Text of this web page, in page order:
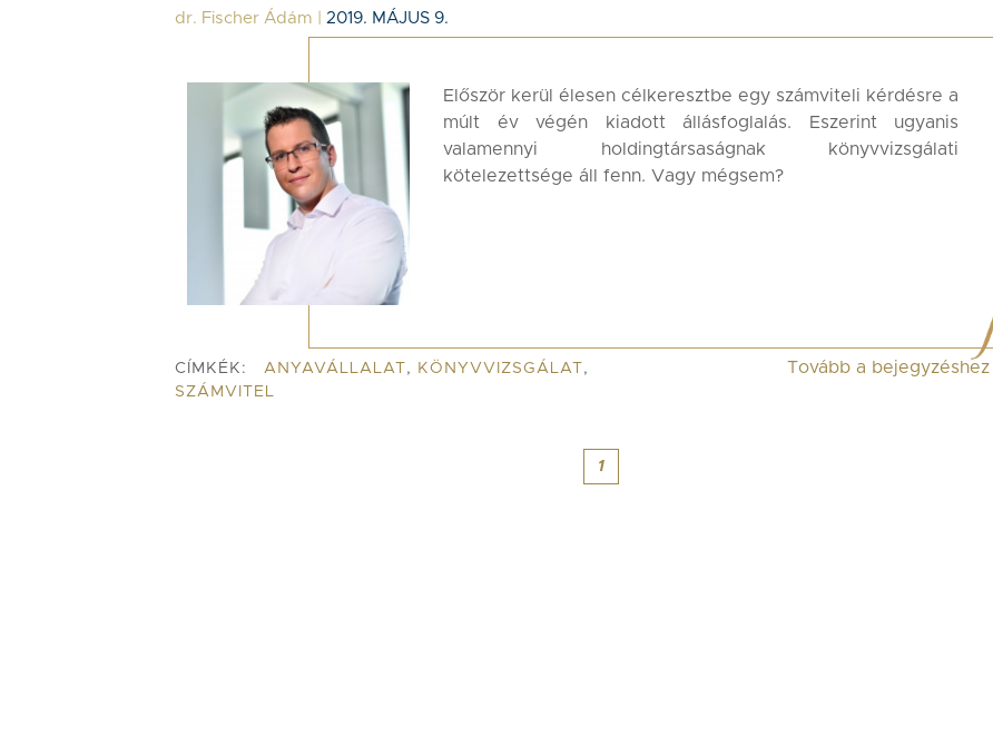
dr. Fischer Ádám 2019. MÁJUS 9.
Először kerül élesen célkeresztbe egy számviteli kérdésre a
múlt év végén kiadott állásfoglalás. Eszerint ugyanis
valamennyi holdingtársaságnak könyvvizsgálati
kötelezettsége áll fenn. Vagy mégsem?
CÍMKÉK: ANYAVÁLLALAT , KÖNYVVIZSGÁLAT ,
SZÁMVITEL
Tovább a bejegyzéshez
1